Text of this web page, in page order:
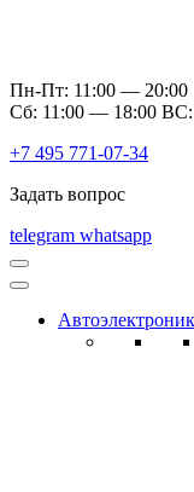
Пн-Пт: 11:00 — 20:00
Сб: 11:00 — 18:00
+7 495 771-07-34
Задать вопрос
telegram whatsapp